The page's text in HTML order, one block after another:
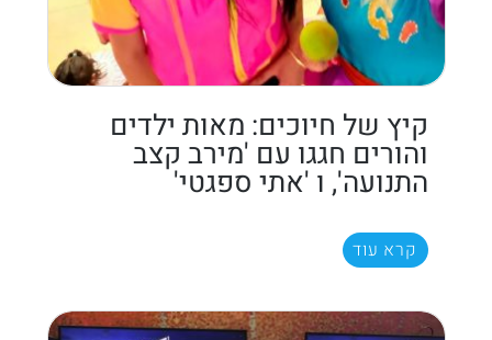
קיץ של חיוכים: מאות ילדים
והורים חגגו עם 'מירב קצב
התנועה', ו 'אתי ספגטי'
קרא עוד